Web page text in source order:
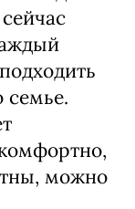
семье.
можно